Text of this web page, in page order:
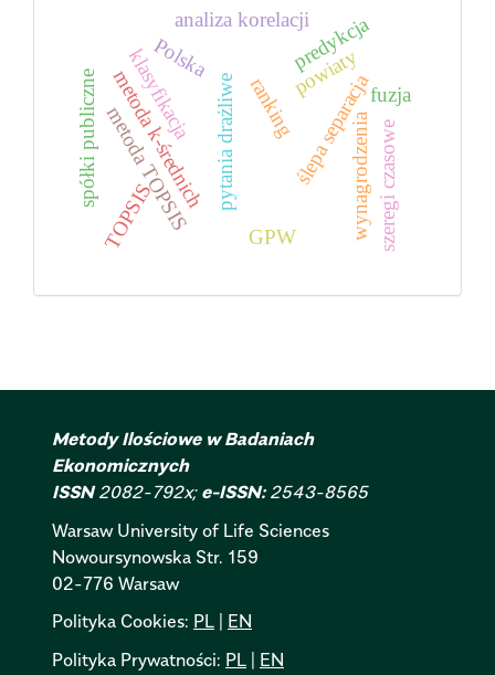
ranking
pytania drażliwe ślepa separacja
klasyfikacja
metoda TOPSIS
predykcja
GPW
spółki publiczne
TOPSIS wynagrodzenia
Polska
metoda k-średnich
analiza korelacji
fuzja
powiaty
szeregi czasowe
Metody Ilościowe w Badaniach
Ekonomicznych
ISSN2082-792x; e-ISSN: 2543-8565
Warsaw University of Life Sciences
Nowoursynowska Str. 159
02-776 Warsaw
Polityka Cookies: PL
EN
Polityka Prywatności: PL | EN